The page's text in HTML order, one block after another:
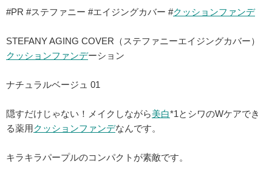
#PR #ステファニー #エイジングカバー #クッションファンデ
STEFANY AGING COVER（ステファニーエイジングカバー）
クッションファンデーション
ナチュラルベージュ 01
隠すだけじゃない！メイクしながら美白*1とシワのWケアでき
る薬用クッションファンデなんです。
キラキラパープルのコンパクトが素敵です。